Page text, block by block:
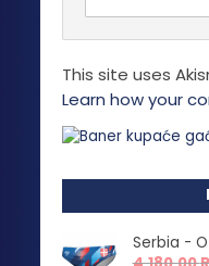
This site uses
Learn how your
Serbia -